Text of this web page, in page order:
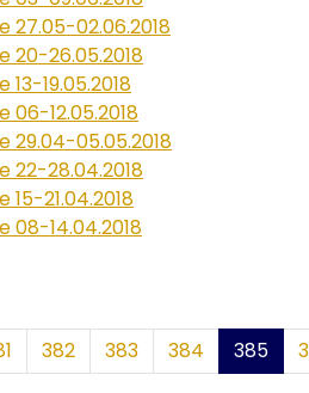
27.05-02.06.2018
20-26.05.2018
19.05.2018
06-12.05.2018
29.04-05.05.2018
22-28.04.2018
21.04.2018
08-14.04.2018
382 383 384 385